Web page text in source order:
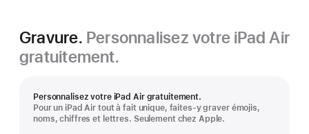
Gravure. Personnalisez votre iPad Air
gratuitement.
Personnalisez votre iPad Air gratuitement.
Pour un iPad Air tout à fait unique, faites-y graver émojis,
noms, chiffres et lettres. Seulement chez Apple.